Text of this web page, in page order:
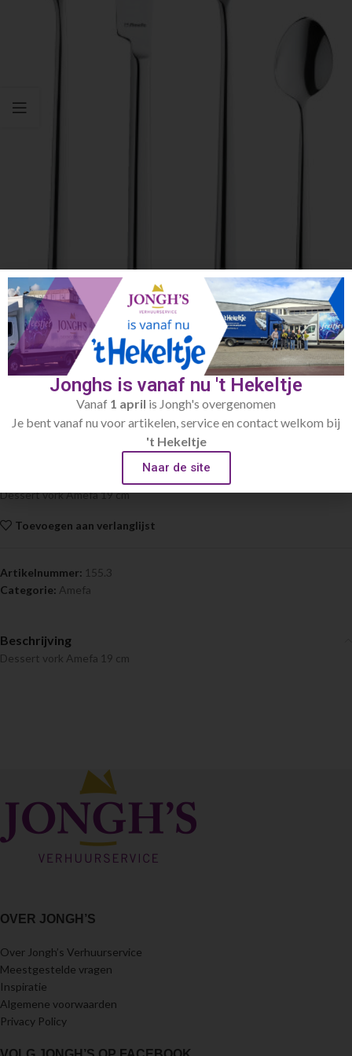
Click to enlarge
Amefa
Dessert vork Amefa 19 cm
Dessert vork Amefa 19 cm
Toevoegen aan verlanglijst
Artikelnummer: 155.3
Categorie: Amefa
Beschrijving
Dessert vork Amefa 19 cm
OVER JONGH’S
Over Jongh’s Verhuurservice
Meestgestelde vragen
Inspiratie
Algemene voorwaarden
Privacy Policy
Jonghs is vanaf nu 't Hekeltje
Vanaf 1 april is Jongh's overgenomen
Je bent vanaf nu voor artikelen, service en contact welkom bij
't Hekeltje
Naar de site